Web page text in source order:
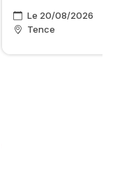
Le 20/08/2026
Tence